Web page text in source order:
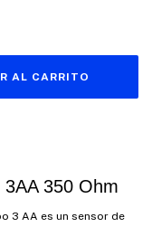
350 Ohm
3 AA es un sensor de